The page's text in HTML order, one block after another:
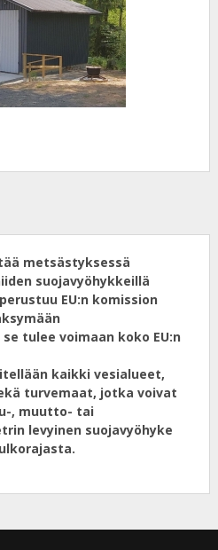
metsästyksessä
suojavyöhykkeillä
EU:n komission
tulee voimaan koko EU:n
kaikki vesialueet,
turvemaat, jotka voivat
, muutto- tai
levyinen suojavyöhyke